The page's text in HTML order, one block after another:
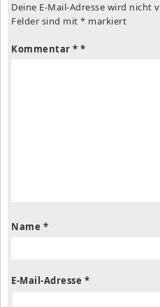
Deine E-Mail-Adresse wird nicht
Felder sind mit * markiert
Kommentar *
Name *
E-Mail-Adresse *